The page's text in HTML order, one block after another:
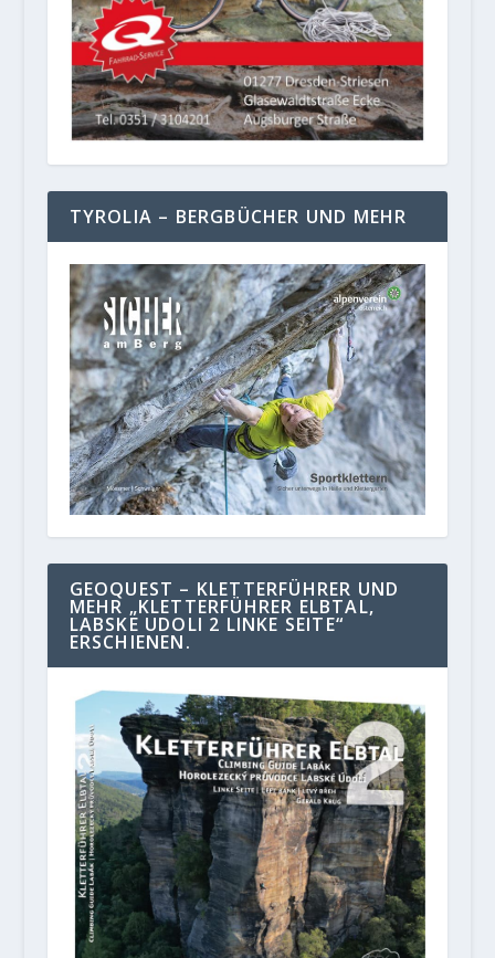
TYROLIA – BERGBÜCHER UND MEHR
GEOQUEST – KLETTERFÜHRER UND
MEHR „KLETTERFÜHRER ELBTAL,
LABSKE UDOLI 2 LINKE SEITE“
ERSCHIENEN.